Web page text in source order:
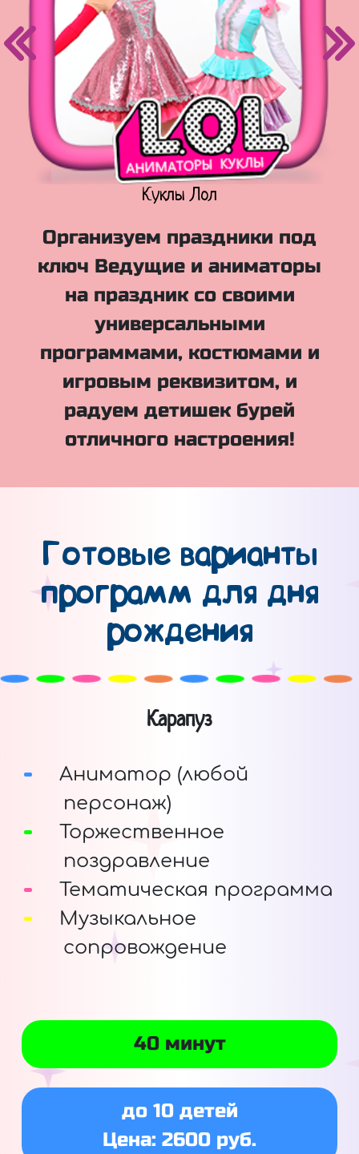
Куклы Лол
Организуем праздники под
ключ Ведущие и аниматоры
на праздник со своими
универсальными
программами, костюмами и
игровым реквизитом, и
радуем детишек бурей
отличного настроения!
Готовые варианты
программ для дня
рождения
Карапуз
Аниматор (любой
персонаж)
Торжественное
поздравление
Тематическая программа
Музыкальное
сопровождение
40 минут
до 10 детей
Цена: 2600 руб.